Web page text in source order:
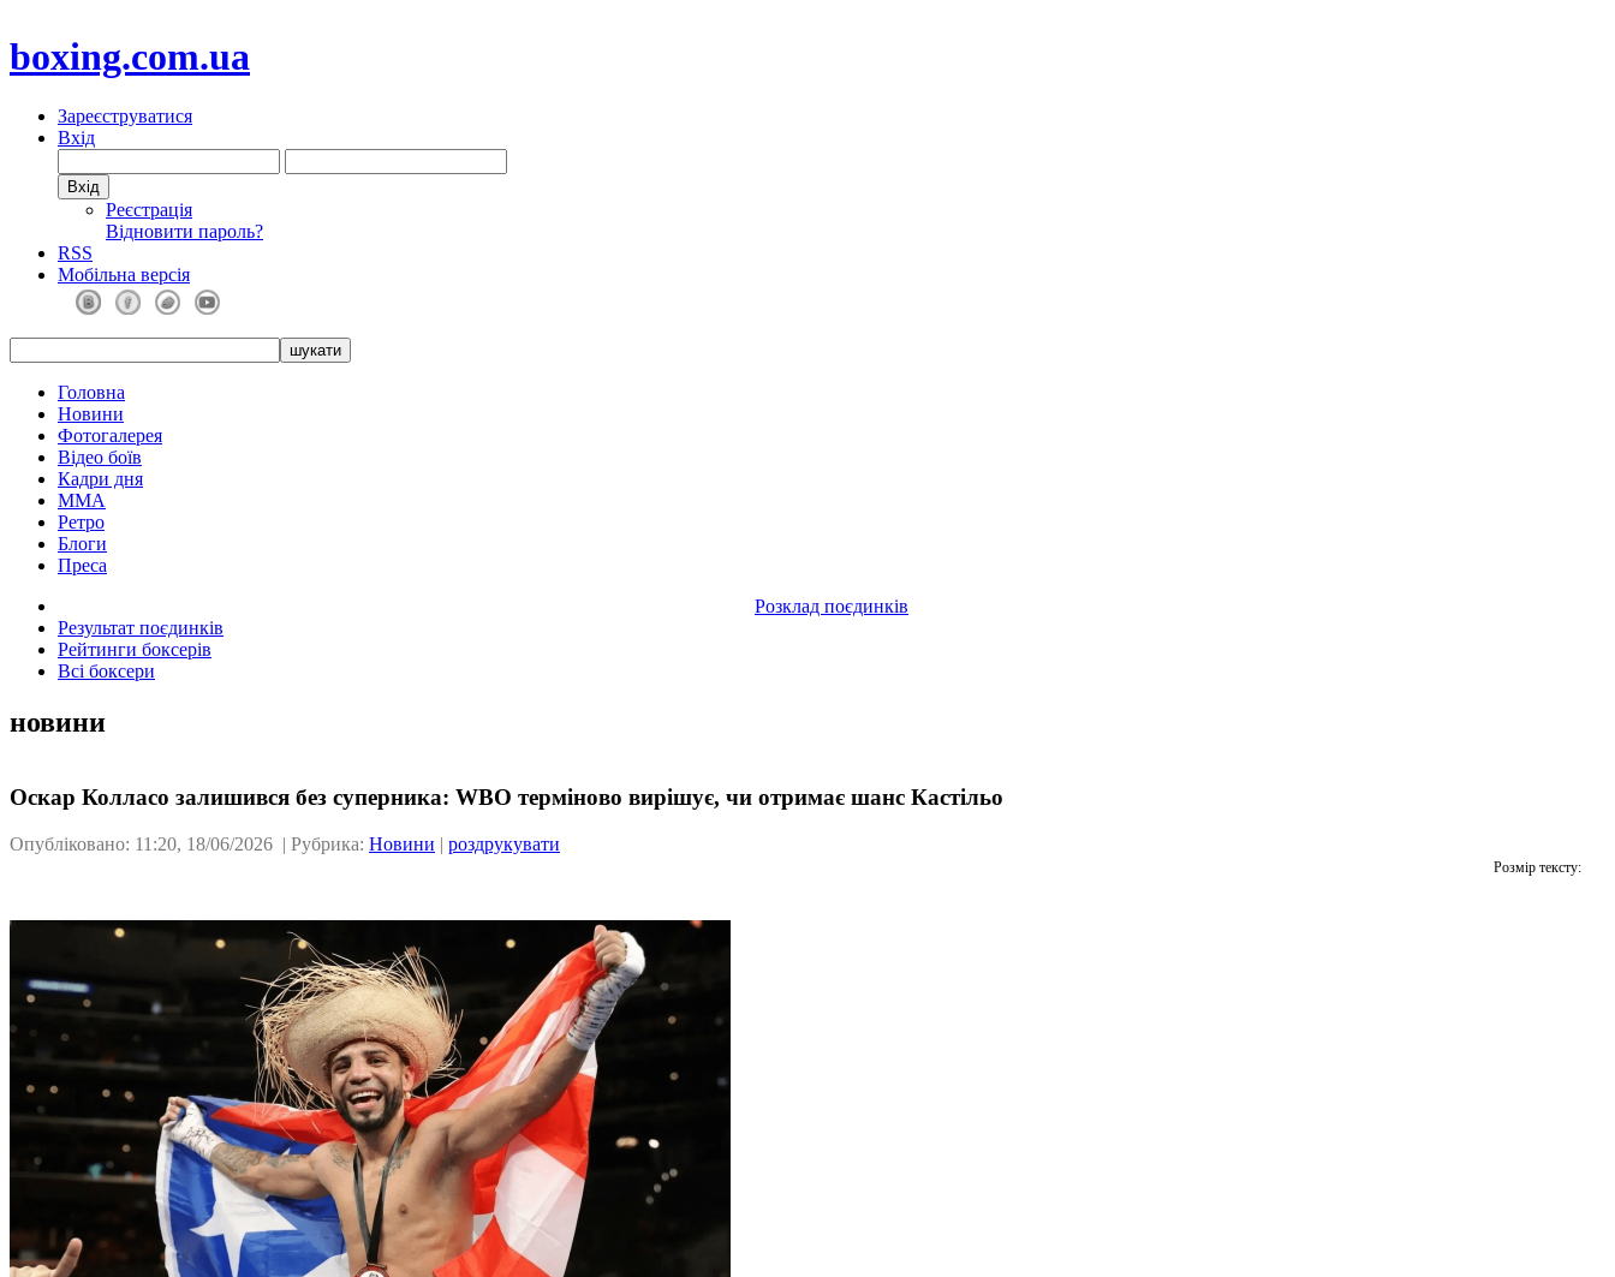
boxing.com.ua
Зареєструватися
Вхід
Реєстрація
Відновити пароль?
RSS
Мобільна версія
Головна
Новини
Фотогалерея
Відео боїв
Кадри дня
ММА
Ретро
Блоги
Преса
Розклад поєдинків
Результат поєдинків
Рейтинги боксерів
Всі боксери
новини
Оскар Колласо залишився без суперника: WBO терміново вирішує, чи отримає шанс Кастільо
Опубліковано: 11:20, 18/06/2026 | Рубрика: Новини | роздрукувати
Розмір тексту: